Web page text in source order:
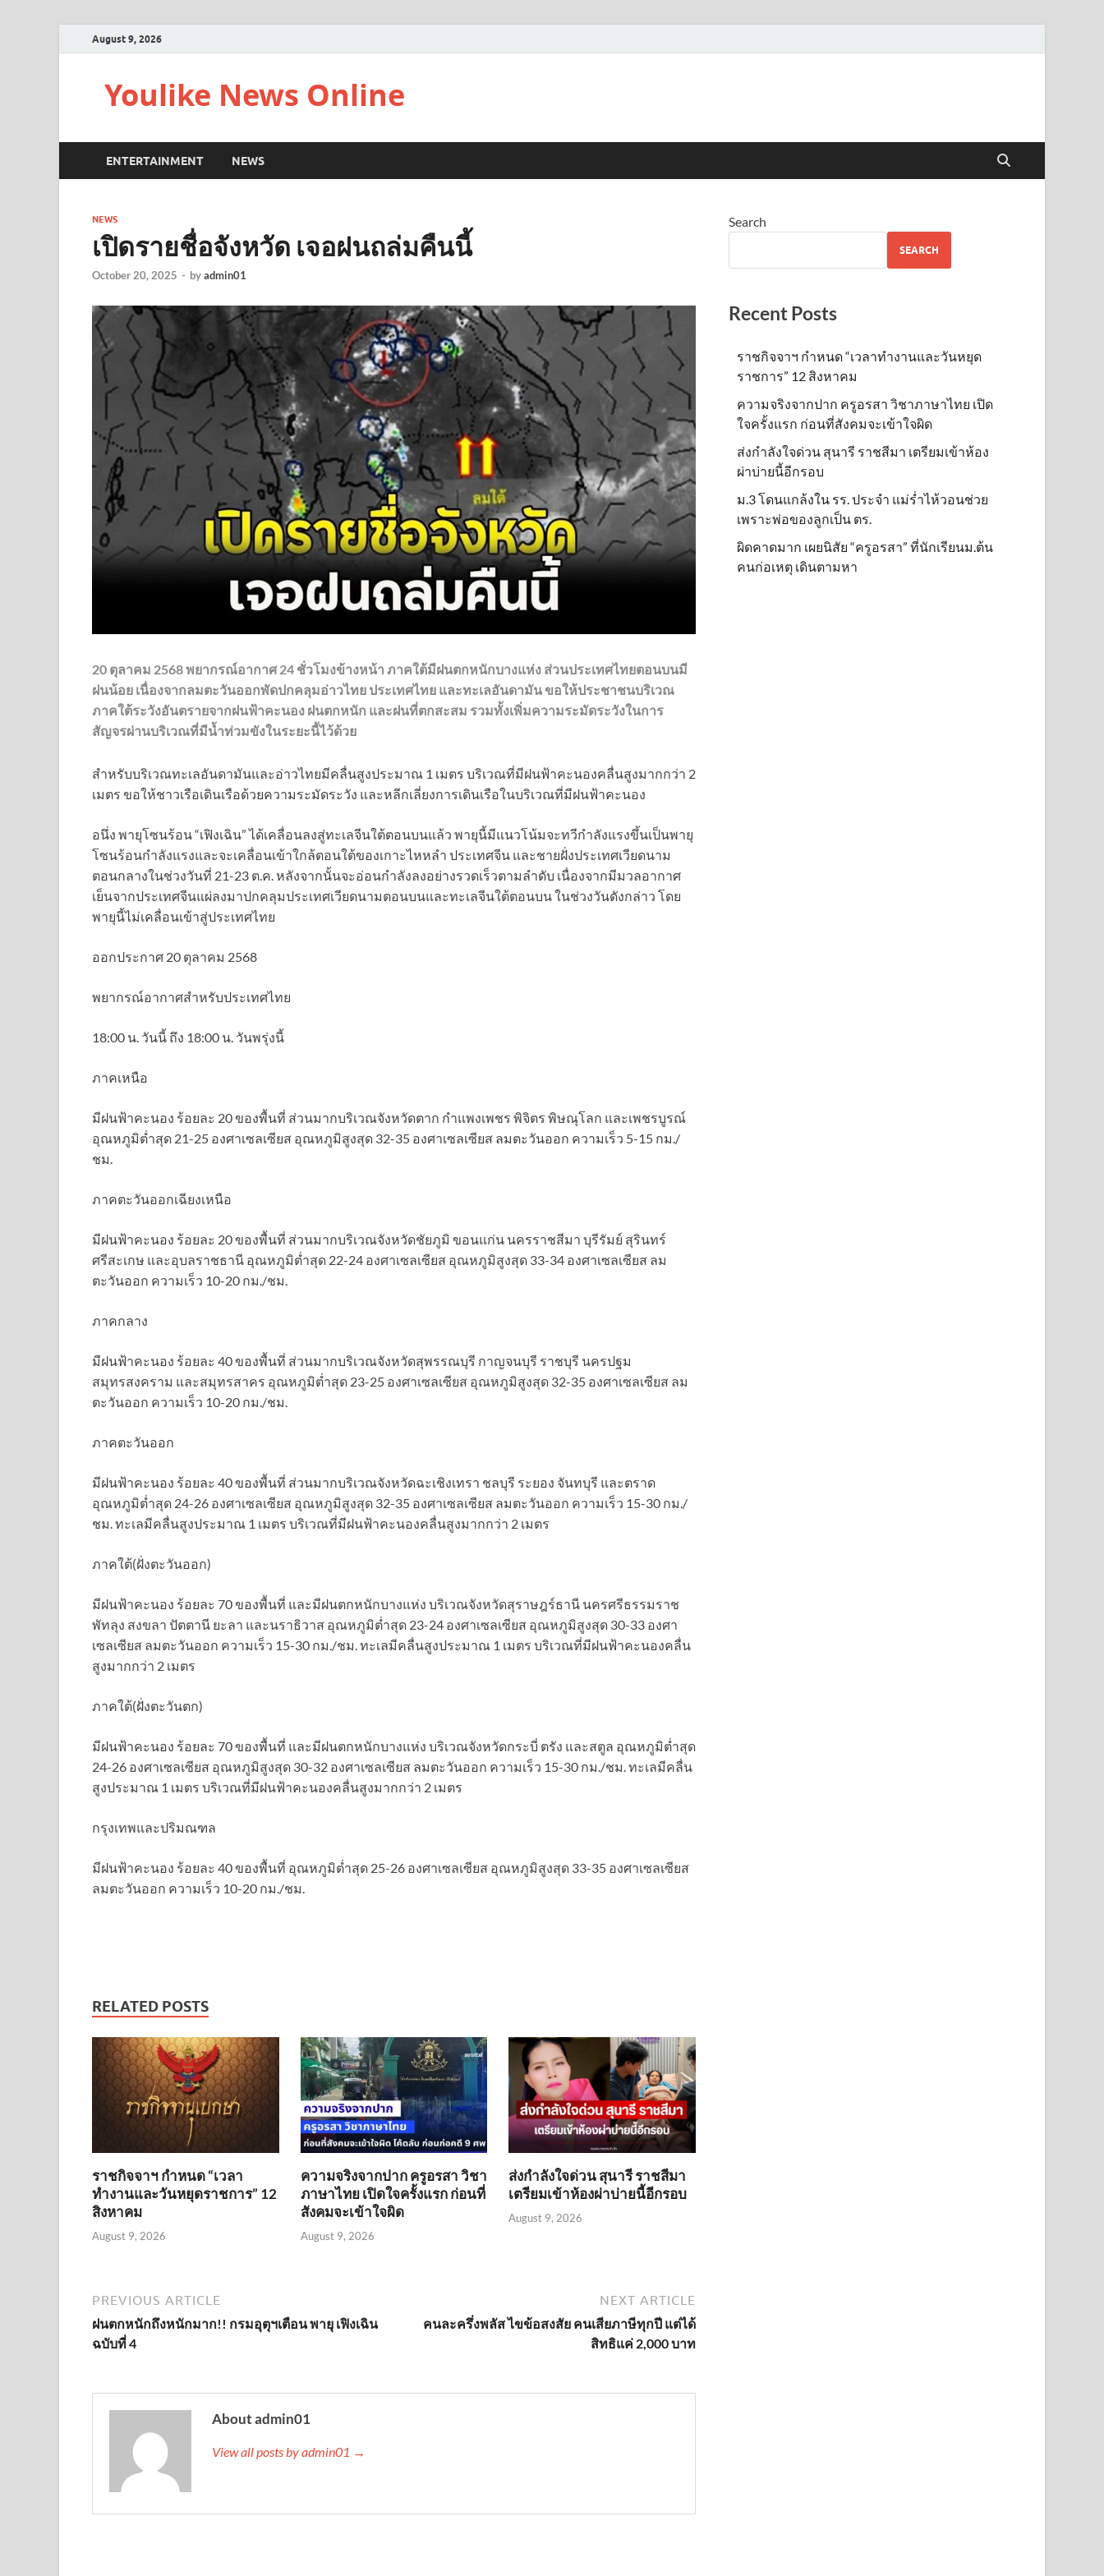
August 9, 2026
Youlike News Online
ENTERTAINMENT NEWS
NEWS
เปิดรายชื่อจังหวัด เจอฝนถล่มคืนนี้
October 20, 2025 - byadmin01
20 ตุลาคม 2568 พยากรณ์อากาศ 24 ชั่วโมงข้างหน้า ภาคใต้มีฝนตกหนักบางแห่ง ส่วนประเทศไทยตอนบนมี
ฝนน้อย เนื่องจากลมตะวันออกพัดปกคลุมอ่าวไทย ประเทศไทย และทะเลอันดามัน ขอให้ประชาชนบริเวณ
ภาคใต้ระวังอันตรายจากฝนฟ้าคะนอง ฝนตกหนัก และฝนที่ตกสะสม รวมทั้งเพิ่มความระมัดระวังในการ
สัญจรผ่านบริเวณที่มีน้ำท่วมขังในระยะนี้ไว้ด้วย
สำหรับบริเวณทะเลอันดามันและอ่าวไทยมีคลื่นสูงประมาณ 1 เมตร บริเวณที่มีฝนฟ้าคะนองคลื่นสูงมากกว่า 2
เมตร ขอให้ชาวเรือเดินเรือด้วยความระมัดระวัง และหลีกเลี่ยงการเดินเรือในบริเวณที่มีฝนฟ้าคะนอง
อนึ่ง พายุโซนร้อน “เฟิงเฉิน” ได้เคลื่อนลงสู่ทะเลจีนใต้ตอนบนแล้ว พายุนี้มีแนวโน้มจะทวีกำลังแรงขึ้นเป็นพายุ
โซนร้อนกำลังแรงและจะเคลื่อนเข้าใกล้ตอนใต้ของเกาะไหหลำ ประเทศจีน และชายฝั่งประเทศเวียดนาม
ตอนกลางในช่วงวันที่ 21-23 ต.ค. หลังจากนั้นจะอ่อนกำลังลงอย่างรวดเร็วตามลำดับ เนื่องจากมีมวลอากาศ
เย็นจากประเทศจีนแผ่ลงมาปกคลุมประเทศเวียดนามตอนบนและทะเลจีนใต้ตอนบน ในช่วงวันดังกล่าว โดย
พายุนี้ไม่เคลื่อนเข้าสู่ประเทศไทย
ออกประกาศ 20 ตุลาคม 2568
พยากรณ์อากาศสำหรับประเทศไทย
18:00 น. วันนี้ ถึง 18:00 น. วันพรุ่งนี้
ภาคเหนือ
มีฝนฟ้าคะนอง ร้อยละ 20 ของพื้นที่ ส่วนมากบริเวณจังหวัดตาก กำแพงเพชร พิจิตร พิษณุโลก และเพชรบูรณ์
อุณหภูมิต่ำสุด 21-25 องศาเซลเซียส อุณหภูมิสูงสุด 32-35 องศาเซลเซียส ลมตะวันออก ความเร็ว 5-15 กม./
ชม.
ภาคตะวันออกเฉียงเหนือ
มีฝนฟ้าคะนอง ร้อยละ 20 ของพื้นที่ ส่วนมากบริเวณจังหวัดชัยภูมิ ขอนแก่น นครราชสีมา บุรีรัมย์ สุรินทร์
ศรีสะเกษ และอุบลราชธานี อุณหภูมิต่ำสุด 22-24 องศาเซลเซียส อุณหภูมิสูงสุด 33-34 องศาเซลเซียส ลม
ตะวันออก ความเร็ว 10-20 กม./ชม.
ภาคกลาง
มีฝนฟ้าคะนอง ร้อยละ 40 ของพื้นที่ ส่วนมากบริเวณจังหวัดสุพรรณบุรี กาญจนบุรี ราชบุรี นครปฐม
สมุทรสงคราม และสมุทรสาคร อุณหภูมิต่ำสุด 23-25 องศาเซลเซียส อุณหภูมิสูงสุด 32-35 องศาเซลเซียส ลม
ตะวันออก ความเร็ว 10-20 กม./ชม.
ภาคตะวันออก
มีฝนฟ้าคะนอง ร้อยละ 40 ของพื้นที่ ส่วนมากบริเวณจังหวัดฉะเชิงเทรา ชลบุรี ระยอง จันทบุรี และตราด
อุณหภูมิต่ำสุด 24-26 องศาเซลเซียส อุณหภูมิสูงสุด 32-35 องศาเซลเซียส ลมตะวันออก ความเร็ว 15-30 กม./
ชม. ทะเลมีคลื่นสูงประมาณ 1 เมตร บริเวณที่มีฝนฟ้าคะนองคลื่นสูงมากกว่า 2 เมตร
ภาคใต้(ฝั่งตะวันออก)
มีฝนฟ้าคะนอง ร้อยละ 70 ของพื้นที่ และมีฝนตกหนักบางแห่ง บริเวณจังหวัดสุราษฎร์ธานี นครศรีธรรมราช
พัทลุง สงขลา ปัตตานี ยะลา และนราธิวาส อุณหภูมิต่ำสุด 23-24 องศาเซลเซียส อุณหภูมิสูงสุด 30-33 องศา
เซลเซียส ลมตะวันออก ความเร็ว 15-30 กม./ชม. ทะเลมีคลื่นสูงประมาณ 1 เมตร บริเวณที่มีฝนฟ้าคะนองคลื่น
สูงมากกว่า 2 เมตร
ภาคใต้(ฝั่งตะวันตก)
มีฝนฟ้าคะนอง ร้อยละ 70 ของพื้นที่ และมีฝนตกหนักบางแห่ง บริเวณจังหวัดกระบี่ ตรัง และสตูล อุณหภูมิต่ำสุด
24-26 องศาเซลเซียส อุณหภูมิสูงสุด 30-32 องศาเซลเซียส ลมตะวันออก ความเร็ว 15-30 กม./ชม. ทะเลมีคลื่น
สูงประมาณ 1 เมตร บริเวณที่มีฝนฟ้าคะนองคลื่นสูงมากกว่า 2 เมตร
กรุงเทพและปริมณฑล
มีฝนฟ้าคะนอง ร้อยละ 40 ของพื้นที่ อุณหภูมิต่ำสุด 25-26 องศาเซลเซียส อุณหภูมิสูงสุด 33-35 องศาเซลเซียส
ลมตะวันออก ความเร็ว 10-20 กม./ชม.
RELATED POSTS
ราชกิจจาฯ กำหนด “เวลา
ทำงานและวันหยุดราชการ” 12
สิงหาคม
August 9, 2026
ความจริงจากปาก ครูอรสา วิชา
ภาษาไทย เปิดใจครั้งแรก ก่อนที่
สังคมจะเข้าใจผิด
August 9, 2026
ส่งกำลังใจด่วน สุนารี ราชสีมา
เตรียมเข้าห้องผ่าบ่ายนี้อีกรอบ
August 9, 2026
PREVIOUS ARTICLE
ฝนตกหนักถึงหนักมาก!! กรมอุตุฯเตือน พายุ เฟิงเฉิน
ฉบับที่ 4
NEXT ARTICLE
คนละครึ่งพลัส ไขข้อสงสัย คนเสียภาษีทุกปี แต่ได้
สิทธิแค่ 2,000 บาท
About admin01
View all posts by admin01 →
Search
SEARCH
Recent Posts
ราชกิจจาฯ กำหนด “เวลาทำงานและวันหยุด
ราชการ” 12 สิงหาคม
ความจริงจากปาก ครูอรสา วิชาภาษาไทย เปิด
ใจครั้งแรก ก่อนที่สังคมจะเข้าใจผิด
ส่งกำลังใจด่วน สุนารี ราชสีมา เตรียมเข้าห้อง
ผ่าบ่ายนี้อีกรอบ
ม.3 โดนแกล้งใน รร. ประจำ แม่ร่ำไห้วอนช่วย
เพราะพ่อของลูกเป็น ตร.
ผิดคาดมาก เผยนิสัย “ครูอรสา” ที่นักเรียนม.ต้น
คนก่อเหตุ เดินตามหา